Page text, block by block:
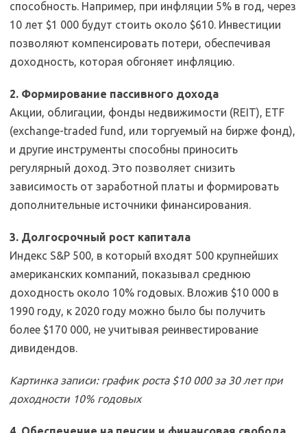
способность. Например, при инфляции 5% в год, через
10 лет $1 000 будут стоить около $610. Инвестиции
позволяют компенсировать потери, обеспечивая
доходность, которая обгоняет инфляцию.
2. Формирование пассивного дохода
Акции, облигации, фонды недвижимости (REIT), ETF
(exchange-traded fund, или торгуемый на бирже фонд),
и другие инструменты способны приносить
регулярный доход. Это позволяет снизить
зависимость от заработной платы и формировать
дополнительные источники финансирования.
3. Долгосрочный рост капитала
Индекс S&P 500, в который входят 500 крупнейших
американских компаний, показывал среднюю
доходность около 10% годовых. Вложив $10 000 в
1990 году, к 2020 году можно было бы получить
более $170 000, не учитывая реинвестирование
дивидендов.
Картинка записи: график роста $10 000 за 30 лет при
доходности 10% годовых